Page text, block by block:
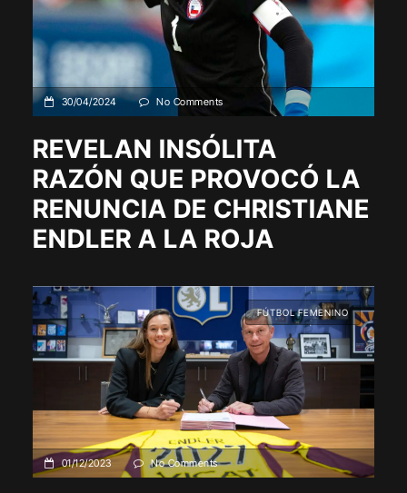
30/04/2024 No Comments
REVELAN INSÓLITA
RAZÓN QUE PROVOCÓ LA
RENUNCIA DE CHRISTIANE
ENDLER A LA ROJA
FÚTBOL FEMENINO
01/12/2023 No Comments